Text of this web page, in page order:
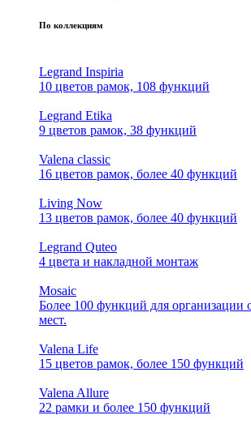
По коллекциям
Legrand Inspiria
10 цветов рамок, 108 функций
Legrand Etika
9 цветов рамок, 38 функций
Valena classic
16 цветов рамок, более 40 функций
Living Now
13 цветов рамок, более 40 функций
Legrand Quteo
4 цвета и накладной монтаж
Mosaic
Более 100 функций для организации
мест.
Valena Life
15 цветов рамок, более 150 функций
Valena Allure
22 рамки и более 150 функций